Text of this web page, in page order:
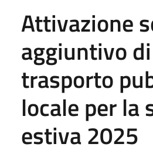
Attivazione
aggiuntivo di
trasporto
locale per la
estiva 2025